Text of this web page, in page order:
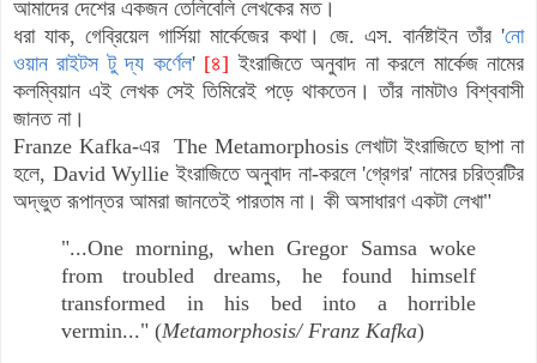
আমাদের দেশের একজন তেলিবেলি লেখকের মত।
ধরা যাক, গেব্রিয়েল গার্সিয়া মার্কেজের কথা। জে. এস. বার্নষ্টাইন তাঁর 'নো
ওয়ান রাইটস টু দ্য কর্ণেল' [৪] ইংরাজিতে অনুবাদ না করলে মার্কেজ নামের
কলম্বিয়ান এই লেখক সেই তিমিরেই পড়ে থাকতেন। তাঁর নামটাও বিশ্ববাসী
জানত না।
Franze Kafka-এর The Metamorphosis লেখাটা ইংরাজিতে ছাপা না
হলে, David Wyllie ইংরাজিতে অনুবাদ না-করলে 'গ্রেগর' নামের চরিত্রটির
অদ্ভুত রূপান্তর আমরা জানতেই পারতাম না। কী অসাধারণ একটা লেখা"
"...One morning, when Gregor Samsa woke
from troubled dreams, he found himself
transformed in his bed into a horrible
vermin..." (Metamorphosis/ Franz Kafka)